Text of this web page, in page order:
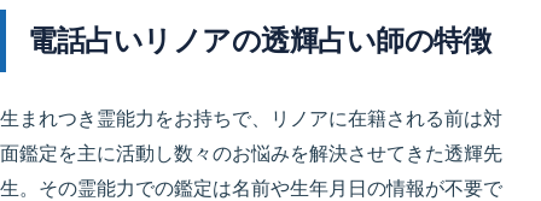
電話占いリノアの透輝占い師の特徴
生まれつき霊能力をお持ちで、リノアに在籍される前は対
面鑑定を主に活動し数々のお悩みを解決させてきた透輝先
生。その霊能力での鑑定は名前や生年月日の情報が不要で